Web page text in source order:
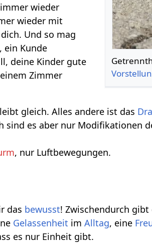
wieder
wieder mit
Und so mag
ein Kunde
deine Kinder gute
Zimmer
gleich. Alles andere ist das
sind es aber nur Modifikationen
, nur Luftbewegungen.
das bewusst! Zwischendurch
Gelassenheit imAlltag, eine
es nur Einheit gibt.